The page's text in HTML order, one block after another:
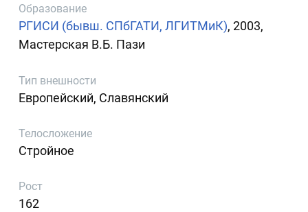
Образование
РГИСИ (бывш. СПбГАТИ, ЛГИТМиК), 2003,
Мастерская В.Б. Пази
Тип внешности
Европейский, Славянский
Телосложение
Стройное
Рост
162